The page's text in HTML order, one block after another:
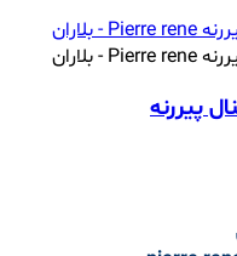
پیررنه